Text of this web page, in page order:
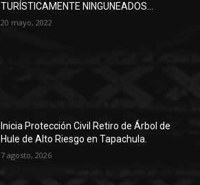
TURÍSTICAMENTE NINGUNEADOS…
20 mayo, 2022
Inicia Protección Civil Retiro de Árbol de
Hule de Alto Riesgo en Tapachula.
7 agosto, 2026